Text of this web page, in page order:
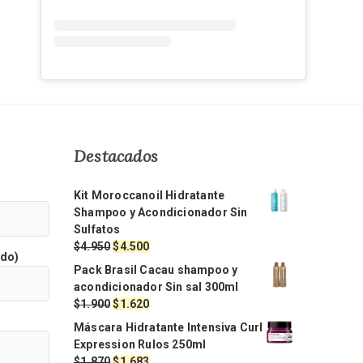
Destacados
Kit Moroccanoil Hidratante
Shampoo y Acondicionador Sin
Sulfatos
$4.950El
precio
original
era:
$4.950.
$4.500El
actual
es:
$4.500.
Pack Brasil Cacau shampoo y
acondicionador Sin sal 300ml
$1.900El
precio
original
era:
$1.620El
actual
es:
Máscara Hidratante Intensiva Curl
Expression Rulos 250ml
El